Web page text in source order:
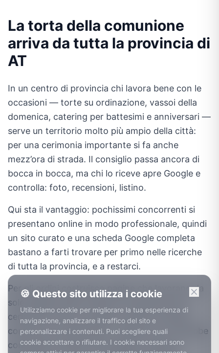
La torta della comunione
arriva da tutta la provincia di
AT
In un centro di provincia chi lavora bene con le
occasioni — torte su ordinazione, vassoi della
domenica, catering per battesimi e anniversari —
serve un territorio molto più ampio della città:
per una cerimonia importante si fa anche
mezz’ora di strada. Il consiglio passa ancora di
bocca in bocca, ma chi lo riceve apre Google e
controlla: foto, recensioni, listino.
Qui sta il vantaggio: pochissimi concorrenti si
presentano online in modo professionale, quindi
un sito curato e una scheda Google completa
bastano a farti trovare per primo nelle ricerche
di tutta la provincia, e a restarci.
Per gli ordini costruisco pagine che lavorano da
sole: galleria delle creazioni, proposte per le
cerimonie, form con data e numero di ospiti,
conferme via WhatsApp. Il cliente che ti avrebbe
comunque cercato trova subito il modo di
🍪 Questo sito utilizza i cookie
Utilizziamo cookie per migliorare la tua esperienza di
navigazione, analizzare il traffico del sito e
personalizzare i contenuti. Puoi scegliere quali
cookie accettare o rifiutare. I cookie necessari sono